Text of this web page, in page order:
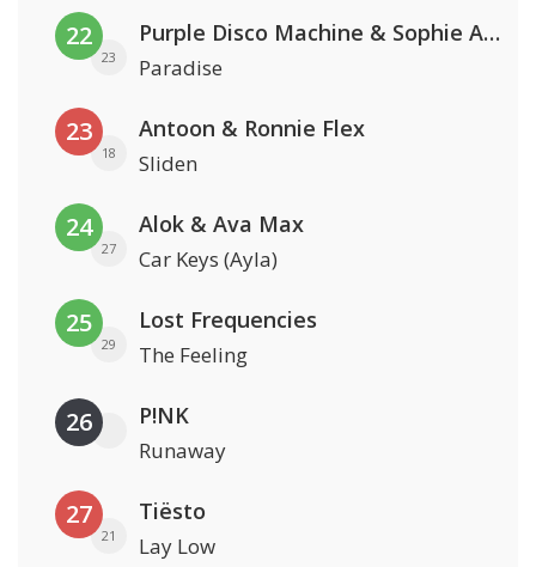
22
23
Purple Disco Machine & Sophie And The Giants
Paradise
23
18
Antoon & Ronnie Flex
Sliden
24
27
Alok & Ava Max
Car Keys (Ayla)
25
29
Lost Frequencies
The Feeling
26 P!NK
Runaway
27
21
Tiësto
Lay Low